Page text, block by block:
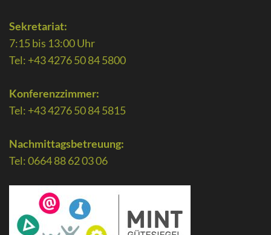
Sekretariat:
7:15 bis 13:00 Uhr
Tel: +43 4276 50 84 5800
Konferenzzimmer:
Tel: +43 4276 50 84 5815
Nachmittagsbetreuung:
Tel: 0664 88 62 03 06